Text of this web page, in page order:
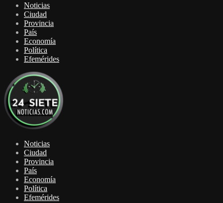
Noticias
Ciudad
Provincia
País
Economía
Política
Efemérides
Noticias
Ciudad
Provincia
País
Economía
Política
Efemérides